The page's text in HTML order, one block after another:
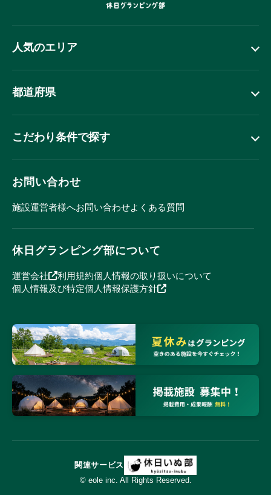
人気のエリア
都道府県
こだわり条件で探す
お問い合わせ
施設運営者様へお問い合わせよくある質問
休日グランピング部について
運営会社 利用規約個人情報の取り扱いについて
個人情報及び特定個人情報保護方針
関連サービス
© eole inc. All Rights Reserved.